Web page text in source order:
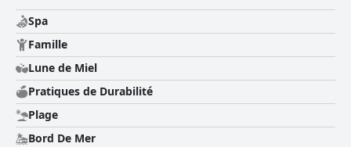
Spa
Famille
Lune de Miel
Pratiques de Durabilité
Plage
Bord De Mer